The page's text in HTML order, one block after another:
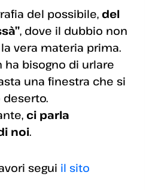
del possibile, del
, dove il dubbio non
vera materia prima.
ha bisogno di urlare
una finestra che si
ci parla
noi.
segui il sito